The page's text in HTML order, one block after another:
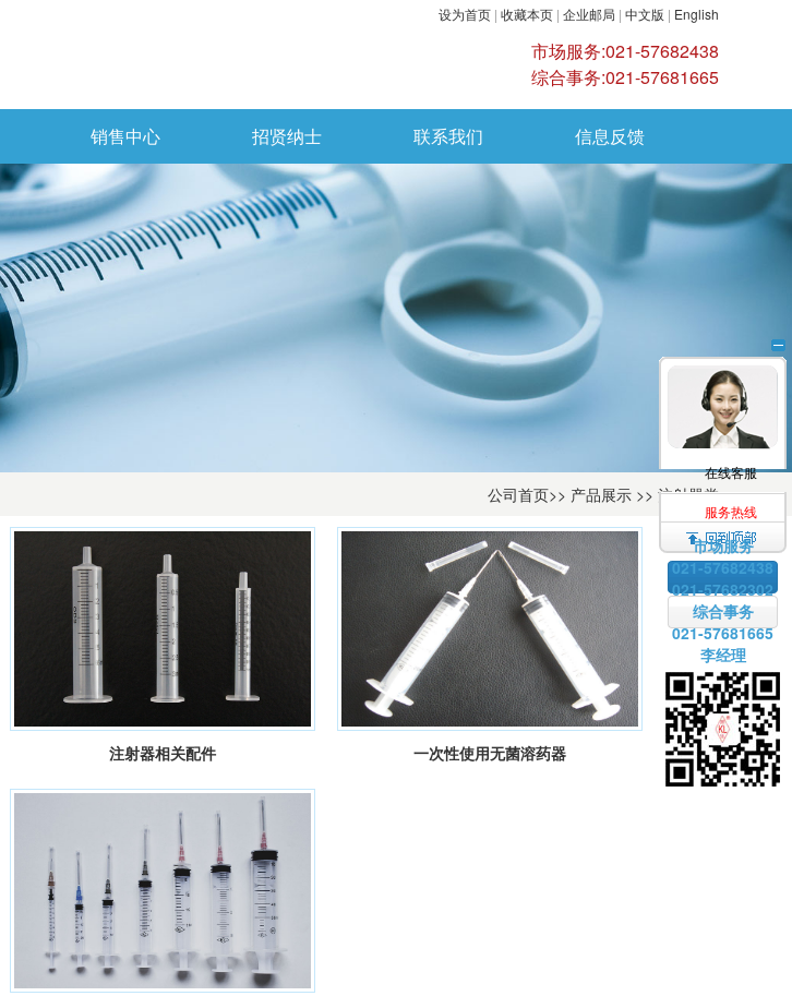
设为首页 | 收藏本页 | 企业邮局 | 中文版 | English
市场服务:021-57682438
综合事务:021-57681665
销售中心 招贤纳士 联系我们 信息反馈
公司首页>> 产品展示 >> 注射器类
注射器相关配件 一次性使用无菌溶药器
在线客服
服务热线
市场服务
021-57682438
021-57682302
综合事务
021-57681665
李经理